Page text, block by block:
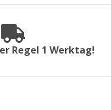
Regel 1 Werktag!